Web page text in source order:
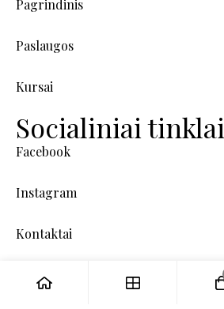
Pagrindinis
Paslaugos
Kursai
Socialiniai tinklai
Facebook
Instagram
Kontaktai